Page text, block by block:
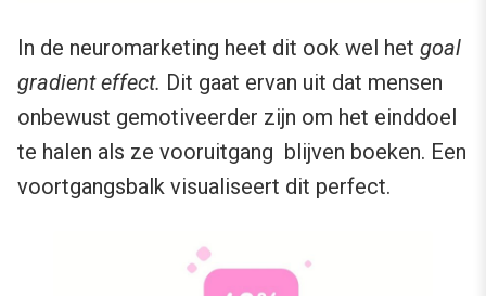
In de neuromarketing heet dit ook wel het goal
gradient effect. Dit gaat ervan uit dat mensen
onbewust gemotiveerder zijn om het einddoel
te halen als ze vooruitgang blijven boeken. Een
voortgangsbalk visualiseert dit perfect.